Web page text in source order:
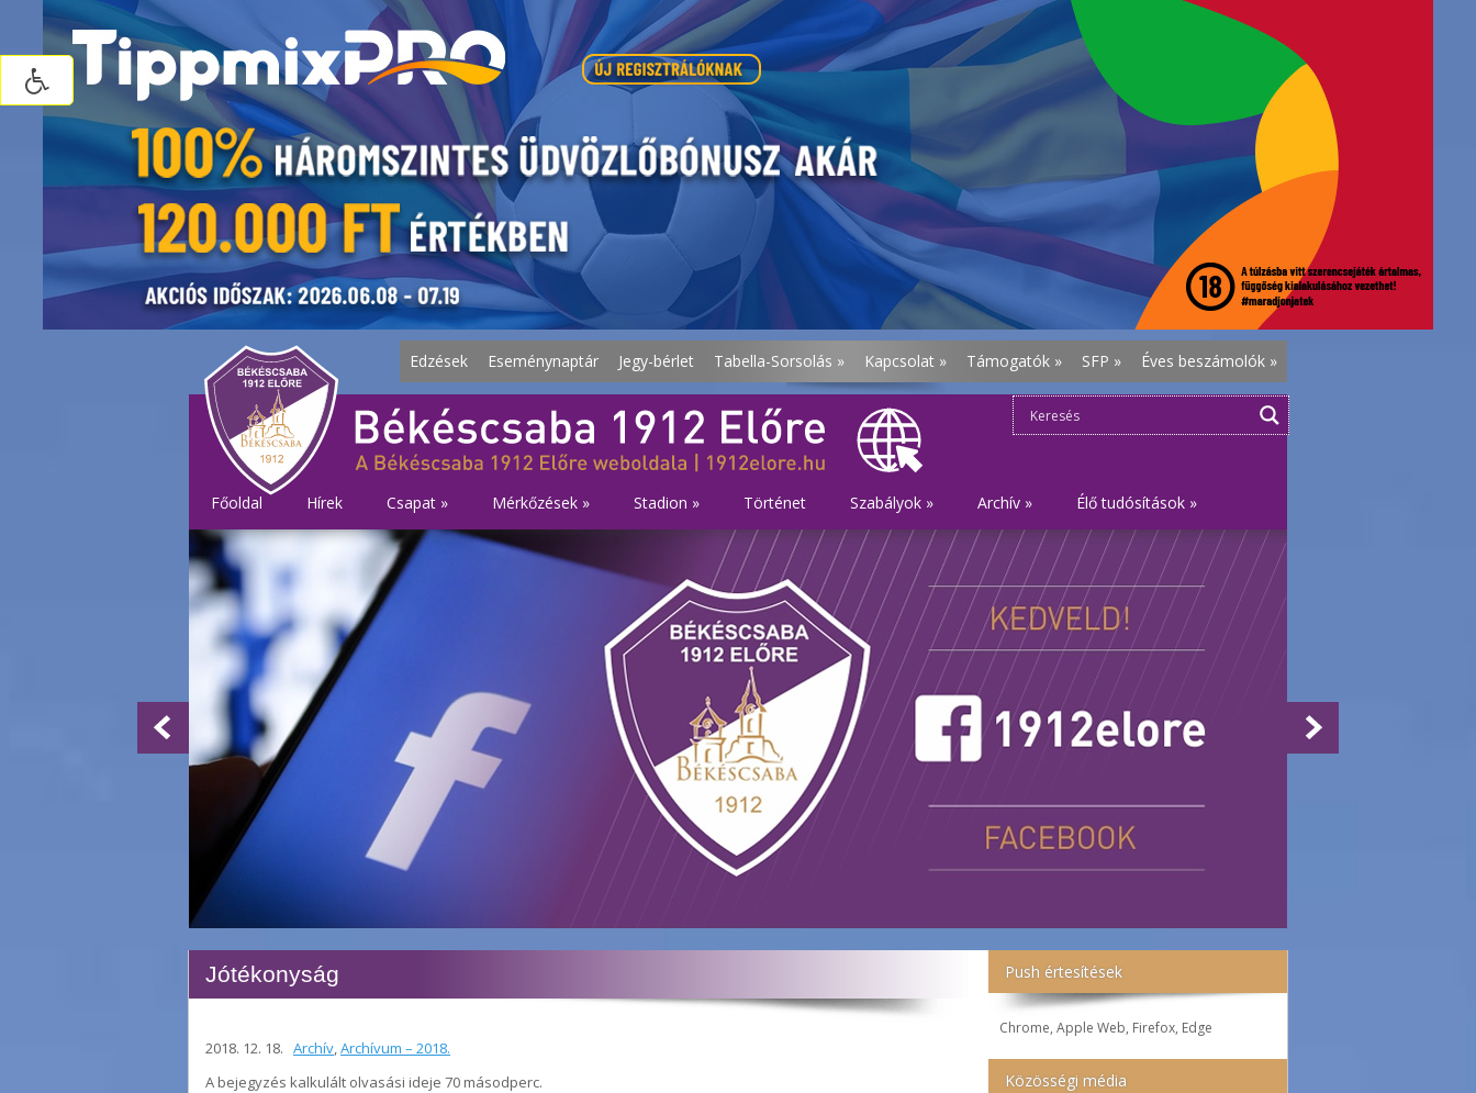
Edzések Eseménynaptár Jegy-bérlet Tabella-Sorsolás » Kapcsolat » Támogatók » SFP » Éves beszámolók »
Főoldal Hírek Csapat » Mérkőzések » Stadion » Történet Szabályok » Archív » Élő tudósítások »
Push értesítések
Chrome, Apple Web, Firefox, Edge
Közösségi média
Jótékonyság
2018. 12. 18. Archív,Archívum – 2018.
A bejegyzés kalkulált olvasási ideje 70 másodperc.